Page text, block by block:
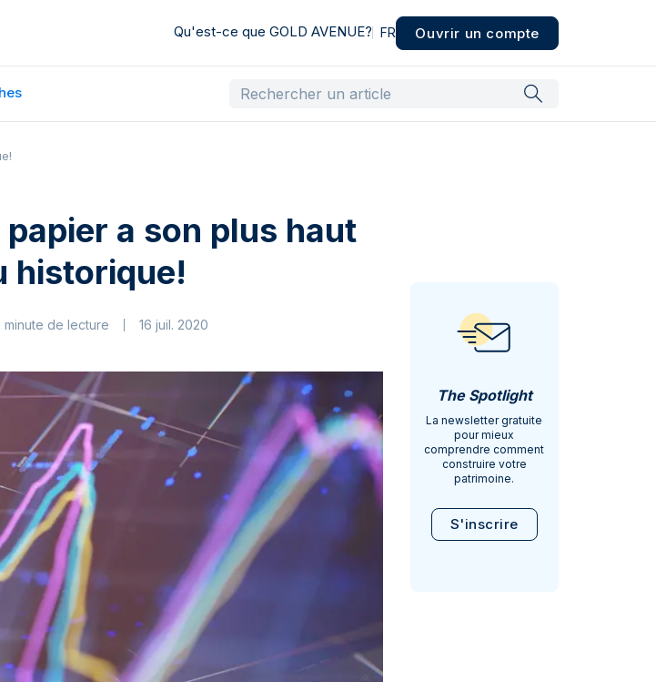
Qu'est-ce que GOLD AVENUE? FR Ouvrir un compte
a son plus haut
historique!
minute de lecture 16 juil. 2020
The Spotlight
La newsletter gratuite
pour mieux
comprendre comment
construire votre
patrimoine.
S'inscrire